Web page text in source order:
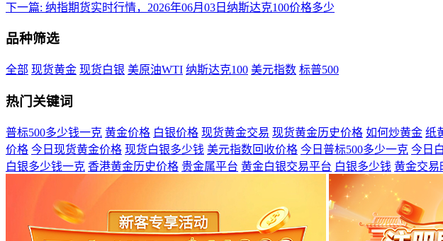
下一篇: 纳指期货实时行情，2026年06月03日纳斯达克100价格多少
品种筛选
全部 现货黄金 现货白银 美原油WTI 纳斯达克100 美元指数 标普500
热门关键词
普标500多少钱一克 黄金价格 白银价格 现货黄金交易 现货黄金历史价格 如何炒黄金 纸
价格 今日现货黄金价格 现货白银多少钱 美元指数回收价格 今日普标500多少一克 今日
白银多少钱一克 香港黄金历史价格 贵金属平台 黄金白银交易平台 白银多少钱 黄金交易